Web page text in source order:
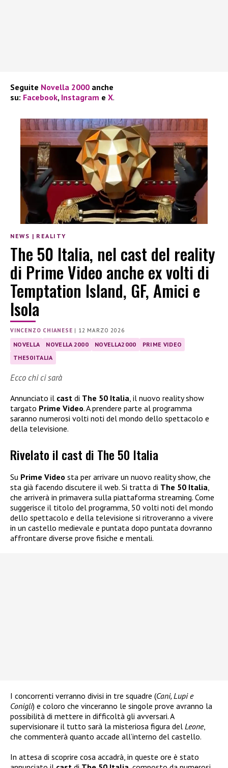
Seguite Novella 2000 anche
su: Facebook, Instagram e X.
NEWS | REALITY
The 50 Italia, nel cast del reality
di Prime Video anche ex volti di
Temptation Island, GF, Amici e
Isola
VINCENZO CHIANESE | 12 MARZO 2026
NOVELLA NOVELLA 2000 NOVELLA2000
PRIME VIDEO
THE50ITALIA
Ecco chi ci sarà
Annunciato il cast di The 50 Italia, il nuovo reality show
targato Prime Video. A prendere parte al programma
saranno numerosi volti noti del mondo dello spettacolo e
della televisione.
Rivelato il cast di The 50 Italia
Su Prime Video sta per arrivare un nuovo reality show, che
sta già facendo discutere il web. Si tratta di The 50 Italia
che arriverà in primavera sulla piattaforma streaming. Come
suggerisce il titolo del programma, 50 volti noti del mondo
dello spettacolo e della televisione si ritroveranno a vivere
in un castello medievale e puntata dopo puntata dovranno
affrontare diverse prove fisiche e mentali.
I concorrenti verranno divisi in tre squadre (Cani, Lupi e
Conigli) e coloro che vinceranno le singole prove avranno la
possibilità di mettere in difficoltà gli avversari. A
supervisionare il tutto sarà la misteriosa figura del Leone,
che commenterà quanto accade all’interno del castello.
In attesa di scoprire cosa accadrà, in queste ore è stato